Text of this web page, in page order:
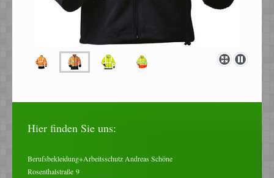
Hier finden Sie uns:
Berufsbekleidung+Arbeitsschutz Andreas Schöne
Rosenthalstraße 9